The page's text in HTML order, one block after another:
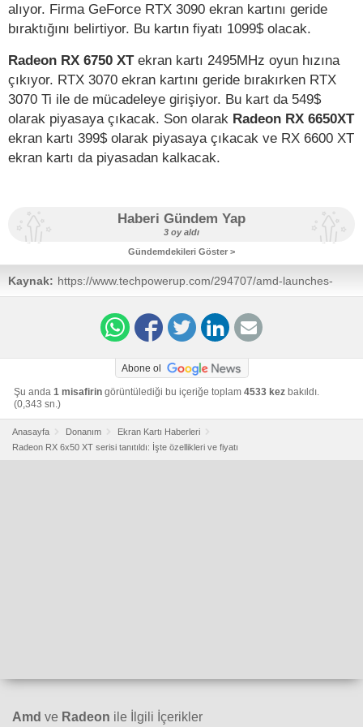
alıyor. Firma GeForce RTX 3090 ekran kartını geride
bıraktığını belirtiyor. Bu kartın fiyatı 1099$ olacak.
Radeon RX 6750 XT ekran kartı 2495MHz oyun hızına
çıkıyor. RTX 3070 ekran kartını geride bırakırken RTX
3070 Ti ile de mücadeleye girişiyor. Bu kart da 549$
olarak piyasaya çıkacak. Son olarak Radeon RX 6650XT
ekran kartı 399$ olarak piyasaya çıkacak ve RX 6600 XT
ekran kartı da piyasadan kalkacak.
Haberi Gündem Yap
3 oy aldı
Gündemdekileri Göster >
Kaynak: https://www.techpowerup.com/294707/amd-launches-
radeon-rx-6950-xt-rx-6750-xt-and-rx-6650-xt-new-game-
Abone ol
Şu anda 1 misafirin görüntülediği bu içeriğe toplam 4533 kez bakıldı.
(0,343 sn.)
Anasayfa Donanım
Ekran Kartı Haberleri
Radeon RX 6x50 XT serisi tanıtıldı: İşte özellikleri ve fiyatı
Amd ve Radeon ile İlgili İçerikler